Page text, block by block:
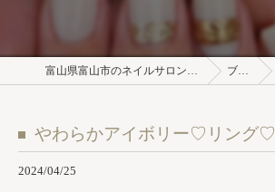
富山県富山市のネイルサロンならNail REVE ブログ
やわらかアイボリー♡リング♡
2024/04/25